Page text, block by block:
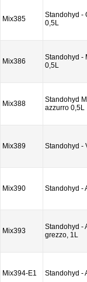
Mix385
Standohyd -
0,5L
Mix386
Standohyd -
0,5L
Mix388
Standohyd
azzurro 0,5L
Mix389 Standohyd -
Mix390 Standohyd -
Mix393
Standohyd -
grezzo, 1L
Mix394-E1 Standohyd -